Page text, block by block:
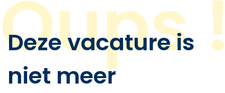
Deze vacature is
niet meer